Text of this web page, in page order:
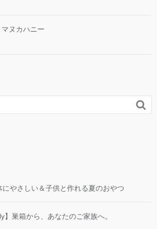
ヌカハニー

にやさしい＆子供と作れる夏のおやつ
】巣箱から、あなたのご家族へ。